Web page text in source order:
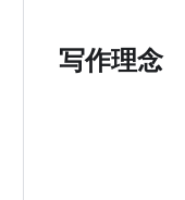
写作理念